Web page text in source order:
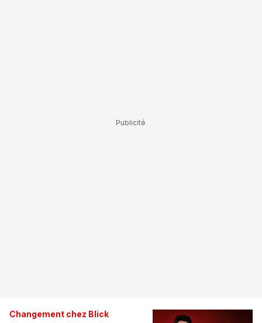
Changement chez Blick